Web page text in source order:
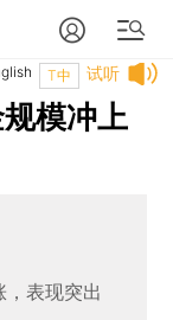
试听
T中
模冲上
表现突出